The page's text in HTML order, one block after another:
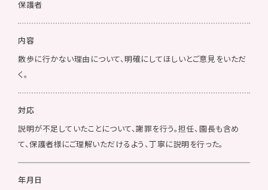
保護者
内容
散歩に行かない理由について、明確にしてほしいとご意見をいただ
く。
対応
説明が不足していたことについて、謝罪を行う。担任、園長も含め
て、保護者様にご理解いただけるよう、丁寧に説明を行った。
年月日